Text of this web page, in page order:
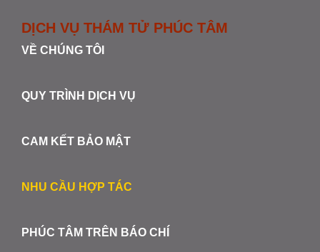
DỊCH VỤ THÁM TỬ PHÚC TÂM
VỀ CHÚNG TÔI
QUY TRÌNH DỊCH VỤ
CAM KẾT BẢO MẬT
NHU CẦU HỢP TÁC
PHÚC TÂM TRÊN BÁO CHÍ